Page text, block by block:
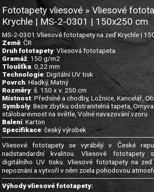
Fototapety vliesové » Vliesové
Krychle | MS-2-0301 | 150x250 cm
MS-2-0301 Vliesové fototapety na zeď Krychle |
Země: ČR
Druh fototapety: Vliesová fototapeta
Gramáž: 150 g/m2
Tloušťka: 0,22 mm
Technologie: Digitální UV tisk
Povrch: Hladký, Matný
Rozměry: š. 150 x v. 250 cm
Místnost: Předsíně a chodby, Ložnice, Kancelář,
Symboly: Beze zbytku odstranitelná tapeta,
stálobarevnost na světle, Volné navazování vzoru
Balení: Karton
Specifikace: český výrobek
Vliesové fototapety se vyrábějí v České
nadstandardní kvalitou. Vliesové fototapety
digitálního UV tisku. Vliesové fototapety na
nepoznání a vytvoří v něm zcela pohodovou
Výhody vliesové fototapety: